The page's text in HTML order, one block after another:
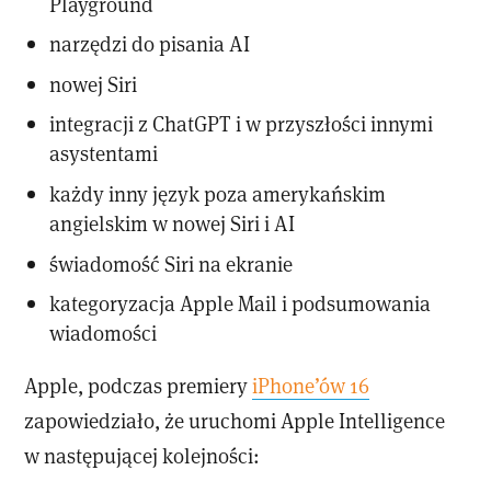
narzędzi do pisania AI
nowej Siri
integracji z ChatGPT i w przyszłości innymi
asystentami
każdy inny język poza amerykańskim
angielskim w nowej Siri i AI
świadomość Siri na ekranie
kategoryzacja Apple Mail i podsumowania
wiadomości
Apple, podczas premieryiPhone’ów 16
zapowiedziało, że uruchomi Apple Intelligence
w następującej kolejności: